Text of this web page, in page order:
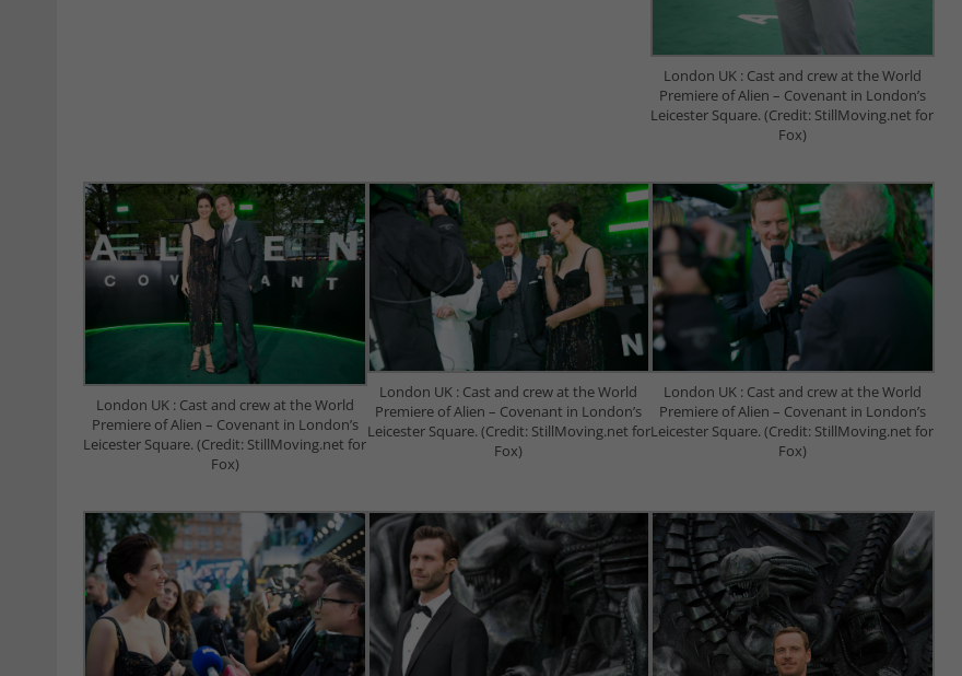
London UK : Cast and crew at the World
Premiere of Alien – Covenant in London’s
Leicester Square. (Credit: StillMoving.net for
Fox)
London UK : Cast and crew at the World
Premiere of Alien – Covenant in London’s
Leicester Square. (Credit: StillMoving.net for
Fox)
London UK : Cast and crew at the World
Premiere of Alien – Covenant in London’s
Leicester Square. (Credit: StillMoving.net for
Fox)
London UK : Cast and crew at the World
Premiere of Alien – Covenant in London’s
Leicester Square. (Credit: StillMoving.net for
Fox)